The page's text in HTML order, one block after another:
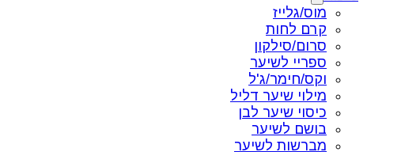
מוס/גלייז
קרם לחות
סרום/סילקון
ספריי לשיער
וקס/חימר/ג'ל
מילוי שיער דליל
כיסוי שיער לבן
בושם לשיער
מברשות לשיער